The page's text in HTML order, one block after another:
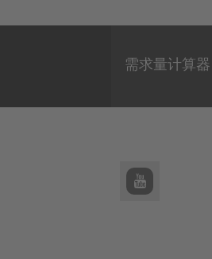
需求量计算器